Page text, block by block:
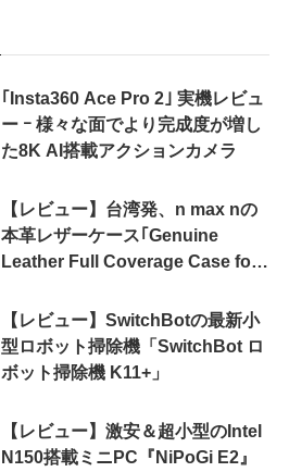
｢Insta360 Ace Pro 2｣ 実機レビュ
ー ｰ 様々な面でより完成度が増し
た8K AI搭載アクションカメラ
【レビュー】台湾発、n max nの
本革レザーケース｢Genuine
Leather Full Coverage Case for
【レビュー】SwitchBotの最新小
型ロボット掃除機「SwitchBot ロ
ボット掃除機 K11+」
【レビュー】激安＆超小型のIntel
N150搭載ミニPC『NiPoGi E2』